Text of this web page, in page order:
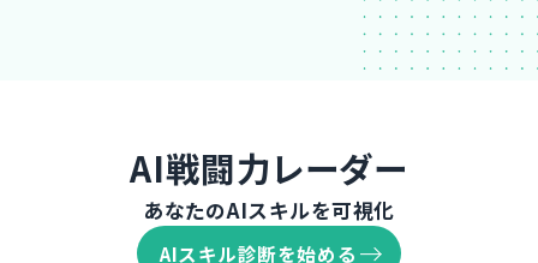
AI戦闘力レーダー
あなたのAIスキルを可視化
AIスキル診断を始める